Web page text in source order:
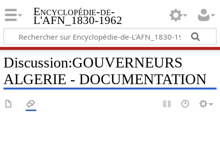
Encyclopédie-de-
L'AFN_1830-1962
Discussion:GOUVERNEURS
ALGERIE - DOCUMENTATION